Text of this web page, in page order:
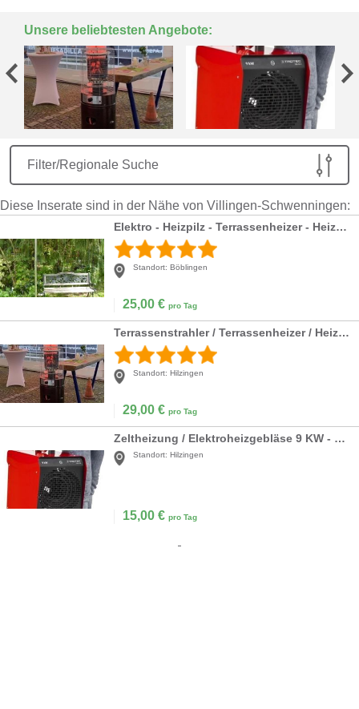
Unsere beliebtesten Angebote:
Filter/Regionale Suche
Diese Inserate sind in der Nähe von Villingen-Schwenningen:
Elektro - Heizpilz - Terrassenheizer - Heizstrahle
Standort: Böblingen
25,00 € pro Tag
Terrassenstrahler / Terrassenheizer / Heizpilz 12 KW
Standort: Hilzingen
29,00 € pro Tag
Zeltheizung / Elektroheizgebläse 9 KW - 16A Drehstromanschluss
Standort: Hilzingen
15,00 € pro Tag